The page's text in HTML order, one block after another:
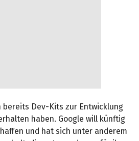
bereits Dev-Kits zur Entwicklung
haben. Google will künftig
und hat sich unter anderem